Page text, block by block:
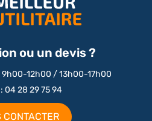
ou un devis ?
9h00-12h00 / 13h00-17h00
04 28 29 75 94
CONTACTER